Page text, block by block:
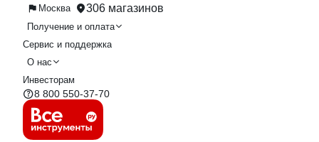
Москва 306 магазинов
Получение и оплата
Сервис и поддержка
О нас
Инвесторам
8 800 550-37-70